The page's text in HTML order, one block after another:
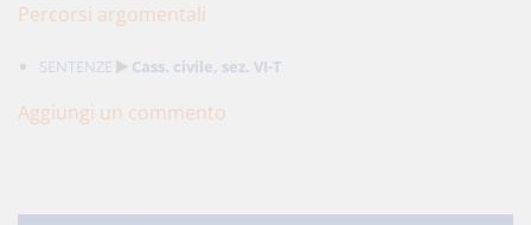
Percorsi argomentali
SENTENZE Cass. civile, sez. VI-T
Aggiungi un commento